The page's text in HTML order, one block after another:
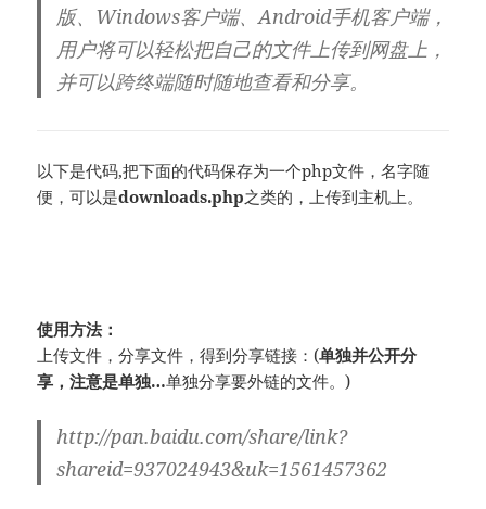
版、Windows客户端、Android手机客户端，
用户将可以轻松把自己的文件上传到网盘上，
并可以跨终端随时随地查看和分享。
以下是代码,把下面的代码保存为一个php文件，名字随
便，可以是downloads.php之类的，上传到主机上。
使用方法：
上传文件，分享文件，得到分享链接：(单独并公开分
享，注意是单独…单独分享要外链的文件。)
http://pan.baidu.com/share/link?
shareid=937024943&uk=1561457362